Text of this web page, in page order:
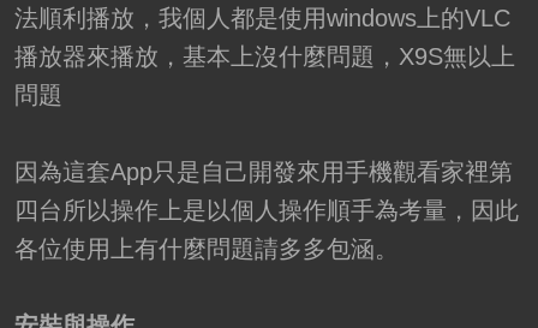
法順利播放，我個人都是使用windows上的VLC
播放器來播放，基本上沒什麼問題，X9S無以上
問題
因為這套App只是自己開發來用手機觀看家裡第
四台所以操作上是以個人操作順手為考量，因此
各位使用上有什麼問題請多多包涵。